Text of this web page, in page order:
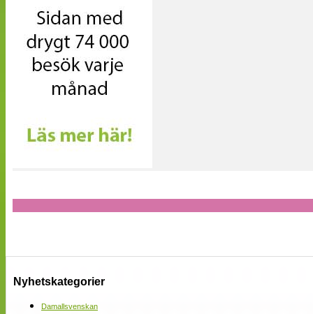
Nyhetskategorier
Damallsvenskan